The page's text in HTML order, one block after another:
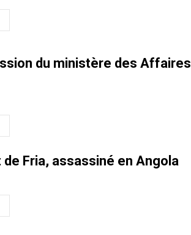
du ministère des Affaires
Fria, assassiné en Angola